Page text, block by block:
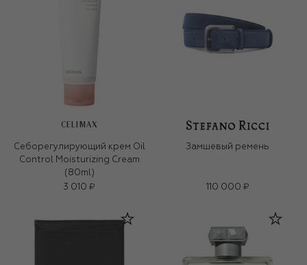
CELIMAX
Себорегулирующий крем Oil
Control Moisturizing Cream
(80ml)
3 010 ₽
Замшевый ремень
110 000 ₽